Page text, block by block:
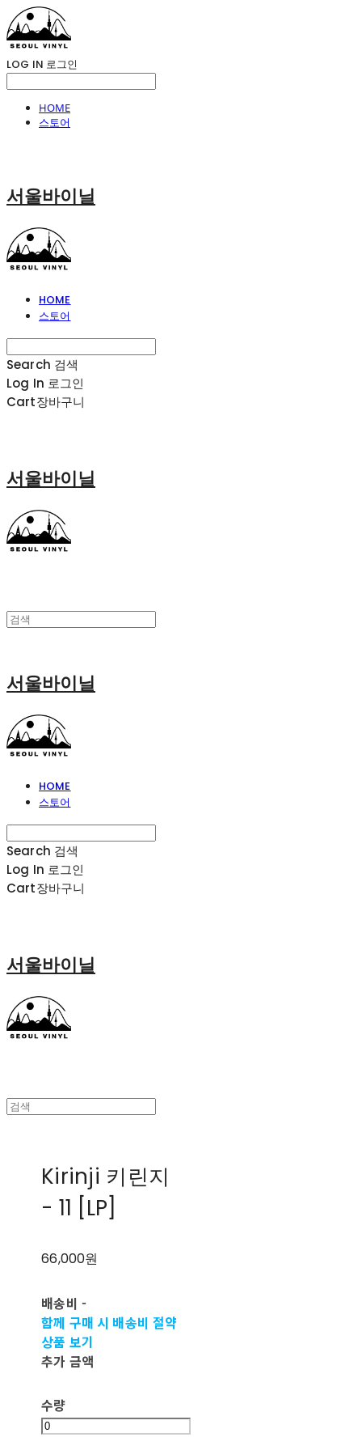
LOG IN 로그인
HOME
스토어
서울바이닐
HOME
스토어
Search 검색
Log In 로그인
Cart장바구니
서울바이닐
서울바이닐
HOME
스토어
Search 검색
Log In 로그인
Cart장바구니
서울바이닐
Kirinji 키린지
- 11 [LP]
66,000원
배송비 -
함께 구매 시 배송비 절약
상품 보기
추가 금액
수량